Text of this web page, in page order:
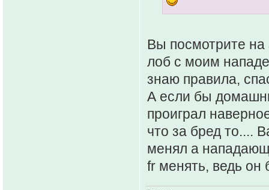
Вы посмотрите на
лоб с моим
знаю правила,
А если бы
проиграл
что за бред то....
менял а
fr менять, ведь он